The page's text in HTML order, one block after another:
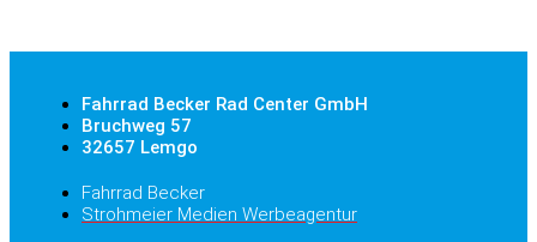
Fahrrad Becker Rad Center GmbH
Bruchweg 57
32657 Lemgo
Fahrrad Becker
Strohmeier Medien Werbeagentur